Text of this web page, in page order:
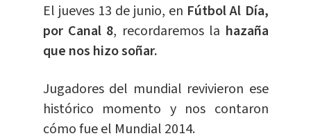
El jueves 13 de junio, en Fútbol Al Día,
por Canal 8, recordaremos la hazaña
que nos hizo soñar.
Jugadores del mundial revivieron ese
histórico momento y nos contaron
cómo fue el Mundial 2014.